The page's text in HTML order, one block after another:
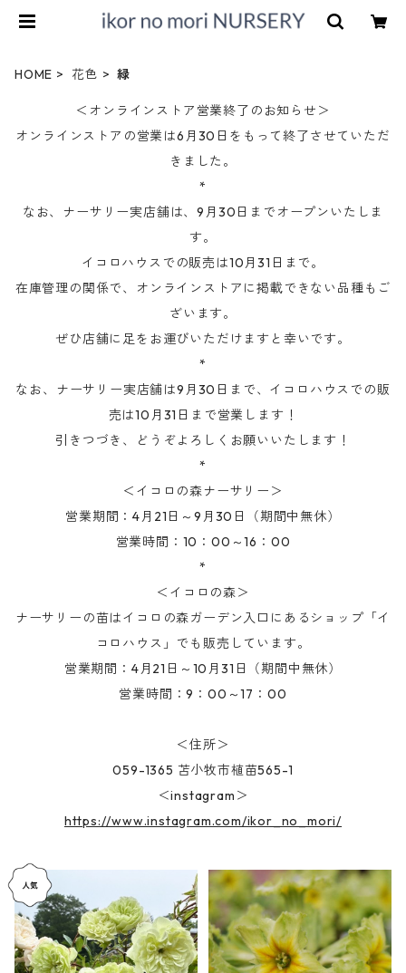
HOME 花色 緑
＜オンラインストア営業終了のお知らせ＞
オンラインストアの営業は6月30日をもって終了させていただ
きました。
*
なお、ナーサリー実店舗は、9月30日までオープンいたしま
す。
イコロハウスでの販売は10月31日まで。
在庫管理の関係で、オンラインストアに掲載できない品種もご
ざいます。
ぜひ店舗に足をお運びいただけますと幸いです。
*
なお、ナーサリー実店舗は9月30日まで、イコロハウスでの販
売は10月31日まで営業します！
引きつづき、どうぞよろしくお願いいたします！
*
＜イコロの森ナーサリー＞
営業期間：4月21日～9月30日（期間中無休）
営業時間：10：00～16：00
*
＜イコロの森＞
ナーサリーの苗はイコロの森ガーデン入口にあるショップ「イ
コロハウス」でも販売しています。
営業期間：4月21日～10月31日（期間中無休）
営業時間：9：00～17：00
＜住所＞
059-1365 苫小牧市植苗565-1
＜instagram＞
https://www.instagram.com/ikor_no_mori/